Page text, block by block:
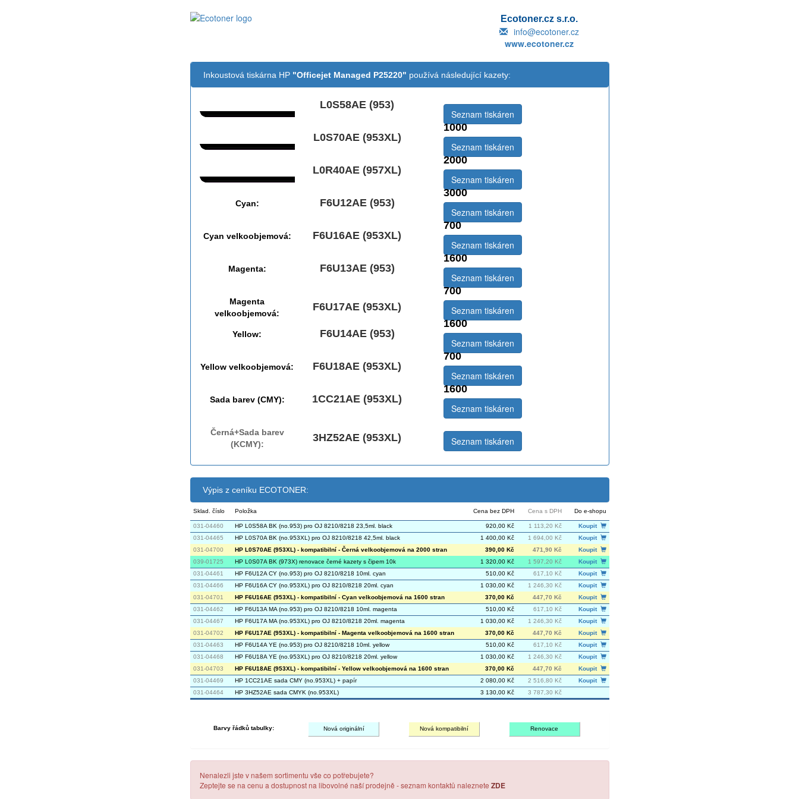
Ecotoner.cz s.r.o.
info@ecotoner.cz
www.ecotoner.cz
Inkoustová tiskárna HP "Officejet Managed P25220" používá následující kazety:
L0S58AE (953)
1000
Seznam tiskáren
L0S70AE (953XL)
2000
Seznam tiskáren
L0R40AE (957XL)
3000
Seznam tiskáren
Cyan:
F6U12AE (953)
700
Seznam tiskáren
Cyan velkoobjemová:
F6U16AE (953XL)
1600
Seznam tiskáren
Magenta:
F6U13AE (953)
700
Seznam tiskáren
Magenta
velkoobjemová:
F6U17AE (953XL)
1600
Seznam tiskáren
Yellow:
F6U14AE (953)
700
Seznam tiskáren
Yellow velkoobjemová:
F6U18AE (953XL)
1600
Seznam tiskáren
Sada barev (CMY):
1CC21AE (953XL)
Seznam tiskáren
Černá+Sada barev
(KCMY):
3HZ52AE (953XL) Seznam tiskáren
Výpis z ceníku ECOTONER:
Sklad. číslo Položka Cena bez DPH Cena s DPH Do e-shopu
031-04460 HP L0S58A BK (no.953) pro OJ 8210/8218 23,5ml. black 920,00 Kč 1 113,20 Kč
Koupit
031-04465
HP L0S70A BK (no.953XL) pro OJ 8210/8218 42,5ml. black 1 400,00 Kč 1 694,00 Kč
Koupit
031-04700
HP L0S70AE (953XL) - kompatibilní - Černá velkoobjemová na 2000 stran 390,00 Kč 471,90 Kč
Koupit
039-01725
HP L0S07A BK (973X) renovace černé kazety s čipem 10k 1 320,00 Kč 1 597,20 Kč
Koupit
031-04461
HP F6U12A CY (no.953) pro OJ 8210/8218 10ml. cyan 510,00 Kč 617,10 Kč
Koupit
031-04466
HP F6U16A CY (no.953XL) pro OJ 8210/8218 20ml. cyan 1 030,00 Kč 1 246,30 Kč
Koupit
031-04701
HP F6U16AE (953XL) - kompatibilní - Cyan velkoobjemová na 1600 stran 370,00 Kč 447,70 Kč
Koupit
031-04462
HP F6U13A MA (no.953) pro OJ 8210/8218 10ml. magenta 510,00 Kč 617,10 Kč
Koupit
031-04467
HP F6U17A MA (no.953XL) pro OJ 8210/8218 20ml. magenta 1 030,00 Kč 1 246,30 Kč
Koupit
031-04702
HP F6U17AE (953XL) - kompatibilní - Magenta velkoobjemová na 1600 stran 370,00 Kč 447,70 Kč
Koupit
031-04463
HP F6U14A YE (no.953) pro OJ 8210/8218 10ml. yellow 510,00 Kč 617,10 Kč
Koupit
031-04468
HP F6U18A YE (no.953XL) pro OJ 8210/8218 20ml. yellow 1 030,00 Kč 1 246,30 Kč
Koupit
031-04703
HP F6U18AE (953XL) - kompatibilní - Yellow velkoobjemová na 1600 stran 370,00 Kč 447,70 Kč
Koupit
031-04469
HP 1CC21AE sada CMY (no.953XL) + papír 2 080,00 Kč 2 516,80 Kč
Koupit
031-04464
HP 3HZ52AE sada CMYK (no.953XL) 3 130,00 Kč 3 787,30 Kč
Barvy řádků tabulky: Nová originální Nová kompatibilní Renovace
Nenalezli jste v našem sortimentu vše co potřebujete?
Zeptejte se na cenu a dostupnost na libovolné naší prodejně - seznam kontaktů naleznete ZDE